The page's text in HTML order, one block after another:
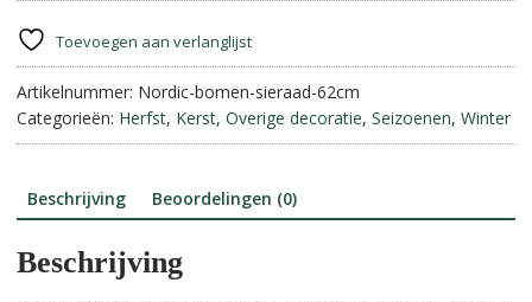
met
Sieraad
||
62
cm
n
a
t
i
:
Toevoegen aan verlanglijst
Artikelnummer: Nordic-bomen-sieraad-62cm
Categorieën: Herfst, Kerst, Overige decoratie, Seizoenen, Winter
Beschrijving Beoordelingen (0)
Beschrijving